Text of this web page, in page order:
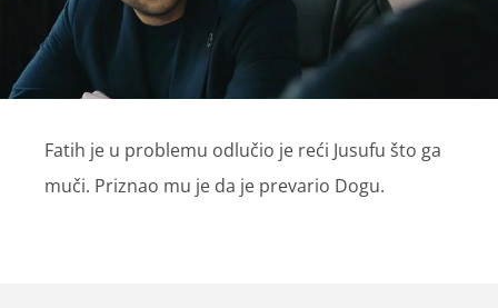
Fatih je u problemu odlučio je reći Jusufu što ga
muči. Priznao mu je da je prevario Dogu.